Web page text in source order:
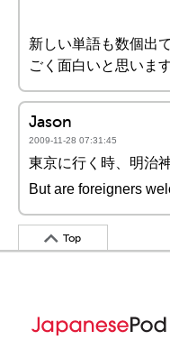
新しい単語も数個出
ごく面白いと思いま
Jason
2009-11-28 07:31:45
東京に行く時、明治
But are foreigners
Top